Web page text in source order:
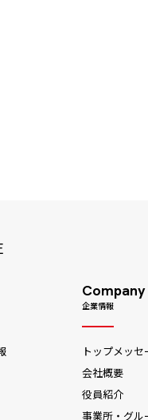
Company
企業情報
トップメッセ
会社概要
役員紹介
事業所・グル